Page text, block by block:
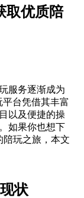
取优质陪
服务逐渐成为
台凭借其丰富
以及便捷的操
如果你也想下
玩之旅，本文
状